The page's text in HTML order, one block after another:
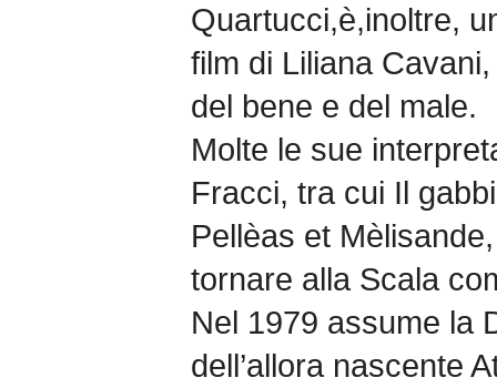
Quartucci,è,inoltre,
film di Liliana
del bene e del male.
Molte le sue
Fracci, tra cui Il
Pellèas et
tornare alla Scala
Nel 1979 assume la
dell’allora nascente